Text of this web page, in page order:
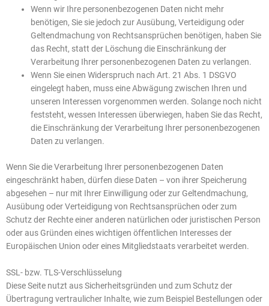
Wenn wir Ihre personenbezogenen Daten nicht mehr
benötigen, Sie sie jedoch zur Ausübung, Verteidigung oder
Geltendmachung von Rechtsansprüchen benötigen, haben Sie
das Recht, statt der Löschung die Einschränkung der
Verarbeitung Ihrer personenbezogenen Daten zu verlangen.
Wenn Sie einen Widerspruch nach Art. 21 Abs. 1 DSGVO
eingelegt haben, muss eine Abwägung zwischen Ihren und
unseren Interessen vorgenommen werden. Solange noch nicht
feststeht, wessen Interessen überwiegen, haben Sie das Recht,
die Einschränkung der Verarbeitung Ihrer personenbezogenen
Daten zu verlangen.
Wenn Sie die Verarbeitung Ihrer personenbezogenen Daten
eingeschränkt haben, dürfen diese Daten – von ihrer Speicherung
abgesehen – nur mit Ihrer Einwilligung oder zur Geltendmachung,
Ausübung oder Verteidigung von Rechtsansprüchen oder zum
Schutz der Rechte einer anderen natürlichen oder juristischen Person
oder aus Gründen eines wichtigen öffentlichen Interesses der
Europäischen Union oder eines Mitgliedstaats verarbeitet werden.
SSL- bzw. TLS-Verschlüsselung
Diese Seite nutzt aus Sicherheitsgründen und zum Schutz der
Übertragung vertraulicher Inhalte, wie zum Beispiel Bestellungen oder